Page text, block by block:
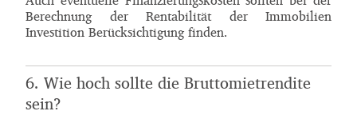
Berechnung der Rentabilität der Immobilien
Investition Berücksichtigung finden.
6. Wie hoch sollte die Bruttomietrendite
sein?